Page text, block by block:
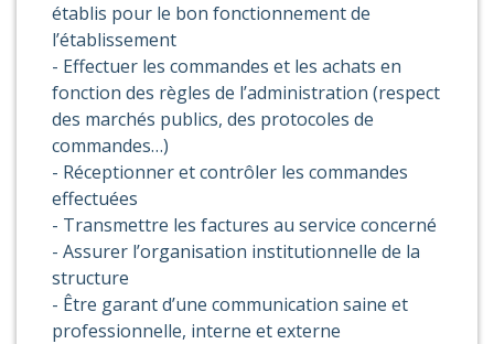
établis pour le bon fonctionnement de
l’établissement
- Effectuer les commandes et les achats en
fonction des règles de l’administration (respect
des marchés publics, des protocoles de
commandes…)
- Réceptionner et contrôler les commandes
effectuées
- Transmettre les factures au service concerné
- Assurer l’organisation institutionnelle de la
structure
- Être garant d’une communication saine et
professionnelle, interne et externe